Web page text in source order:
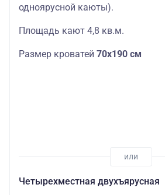
одноярусной каюты).
Площадь кают 4,8 кв.м.
Размер кроватей 70х190 см
Четырехместная двухъярусная